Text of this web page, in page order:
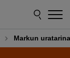
Markun